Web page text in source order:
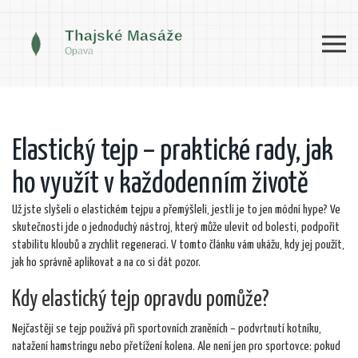
Elastický tejp – praktické rady, jak
ho využít v každodenním životě
Už jste slyšeli o elastickém tejpu a přemýšleli, jestli je to jen módní hype? Ve
skutečnosti jde o jednoduchý nástroj, který může ulevit od bolesti, podpořit
stabilitu kloubů a zrychlit regeneraci. V tomto článku vám ukážu, kdy jej použít,
jak ho správně aplikovat a na co si dát pozor.
Kdy elastický tejp opravdu pomůže?
Nejčastěji se tejp používá při sportovních zraněních – podvrtnutí kotníku,
natažení hamstringu nebo přetížení kolena. Ale není jen pro sportovce: pokud